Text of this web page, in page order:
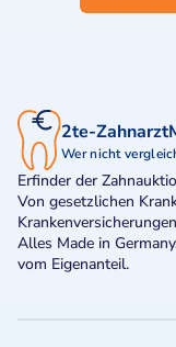
2te-
Wer nicht
Erfinder der
Von gesetzlichen
Alles Made in
vom Eigenanteil.